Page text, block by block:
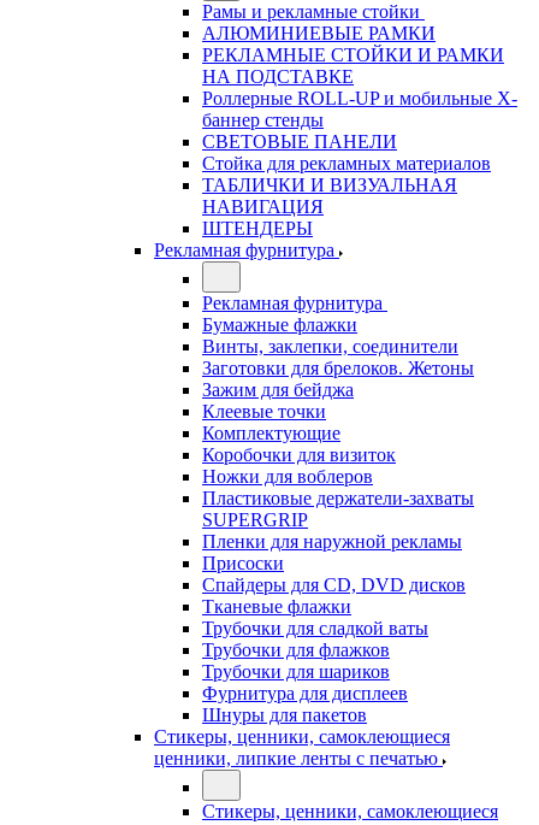
Рамы и рекламные стойки
АЛЮМИНИЕВЫЕ РАМКИ
РЕКЛАМНЫЕ СТОЙКИ И РАМКИ
НА ПОДСТАВКЕ
Роллерные ROLL-UP и мобильные X-
баннер стенды
СВЕТОВЫЕ ПАНЕЛИ
Стойка для рекламных материалов
ТАБЛИЧКИ И ВИЗУАЛЬНАЯ
НАВИГАЦИЯ
ШТЕНДЕРЫ
Рекламная фурнитура
Рекламная фурнитура
Бумажные флажки
Винты, заклепки, соединители
Заготовки для брелоков. Жетоны
Зажим для бейджа
Клеевые точки
Комплектующие
Коробочки для визиток
Ножки для воблеров
Пластиковые держатели-захваты
SUPERGRIP
Пленки для наружной рекламы
Присоски
Спайдеры для CD, DVD дисков
Тканевые флажки
Трубочки для сладкой ваты
Трубочки для флажков
Трубочки для шариков
Фурнитура для дисплеев
Шнуры для пакетов
Стикеры, ценники, самоклеющиеся
ценники, липкие ленты с печатью
Стикеры, ценники, самоклеющиеся